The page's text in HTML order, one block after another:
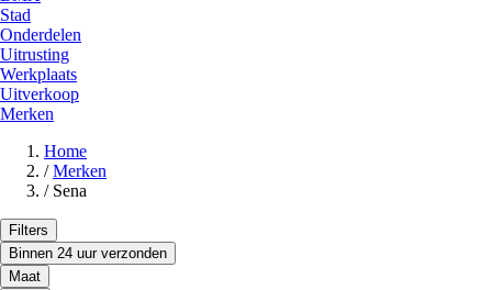
Stad
Onderdelen
Uitrusting
Werkplaats
Uitverkoop
Merken
Home
/ Merken
/ Sena
Filters
Binnen 24 uur verzonden
Maat